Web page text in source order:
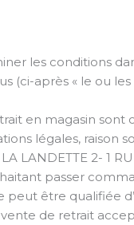
les conditions
(ci-après « le ou
en magasin
légales, raison
LANDETTE 2- 1
passer
peut être qualifiée
de retrait